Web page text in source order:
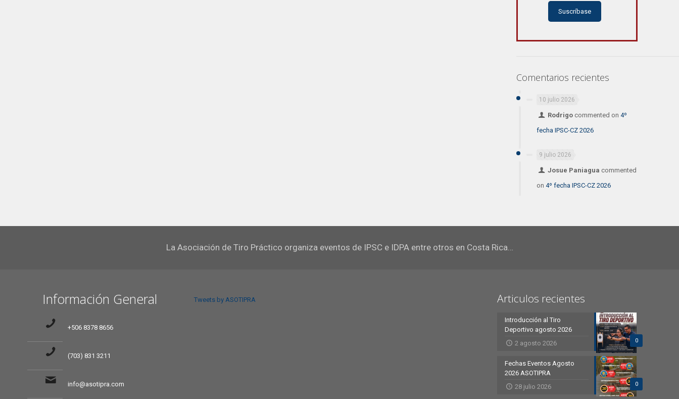
Suscríbase
Comentarios recientes
10 julio 2026
Rodrigocommented on 4º
fecha IPSC-CZ 2026
9 julio 2026
Josue Paniagua commented
on4º fecha IPSC-CZ 2026
La Asociación de Tiro Práctico organiza eventos de IPSC e IDPA entre otros en Costa Rica…
Información General
+506 8378 8656
(703) 831 3211
info@asotipra.com
Tweets by ASOTIPRA Articulos recientes
0
Introducción al Tiro
Deportivo agosto 2026
2 agosto 2026
0
Fechas Eventos Agosto
2026 ASOTIPRA
28 julio 2026